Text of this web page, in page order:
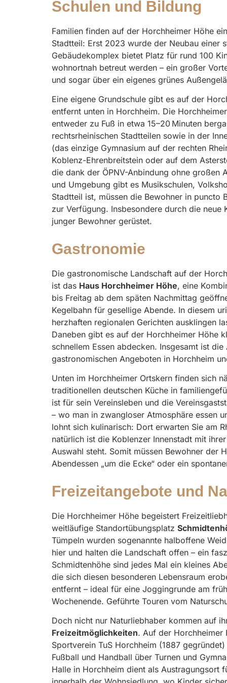
Schulen und Bildung
Familien finden auf der Horchheimer Höhe
Stadtteil: Erst 2023 wurde der Neubau einer
Gebäudekomplex bietet Platz für rund 100
wohnortnah betreut werden – ein großer
und sogar über ein eigenes grünes
Eine eigene Grundschule gibt es auf der
entfernt unten in Horchheim. Die
entweder zu Fuß in etwa 15–20 Minuten
rechtsrheinischen Stadtteilen sowie in der
(das einzige Gymnasium auf der rechten
Koblenz-Ehrenbreitstein oder auf dem
die dank der ÖPNV-Anbindung ohne großen
und Umgebung gibt es Musikschulen,
Stadtteil ist, müssen die Bewohner in puncto
zur Verfügung. Insbesondere durch die
junger Bewohner gerüstet.
Gastronomie
Die gastronomische Landschaft auf der
ist das Haus Horchheimer Höhe, eine
bis Freitag ab dem späten Nachmittag
Kegelbahn für gesellige Abende. In diesem
herzhaften regionalen Gerichten ausklingen
Daneben gibt es auf der Horchheimer Höhe
schnellem Essen abdecken. Insgesamt ist
gastronomischen Angeboten in Horchheim
Unten im Horchheimer Ortskern finden sich
traditionellen deutschen Küche in
ist für sein Vereinsleben und die
– wo man in zwangloser Atmosphäre essen
lohnt sich kulinarisch: Dort erwarten Sie am
natürlich ist die Koblenzer Innenstadt mit
Auswahl steht. Somit müssen Bewohner der
Abendessen „um die Ecke“ oder ein
Freizeitangebote und
Die Horchheimer Höhe begeistert
weitläufige Standortübungsplatz
Tümpeln wurden sogenannte halboffene
hier und halten die Landschaft offen – ein
Schmidtenhöhe sind jedes Mal ein kleines
die sich diesen besonderen Lebensraum
entfernt – ideal für eine Joggingrunde am
Wochenende. Geführte Touren vom
Doch nicht nur Naturliebhaber kommen auf
Freizeitmöglichkeiten. Auf der
Sportverein TuS Horchheim (1887
Fußball und Handball über Turnen und
Halle in Horchheim dient als Austragungsort